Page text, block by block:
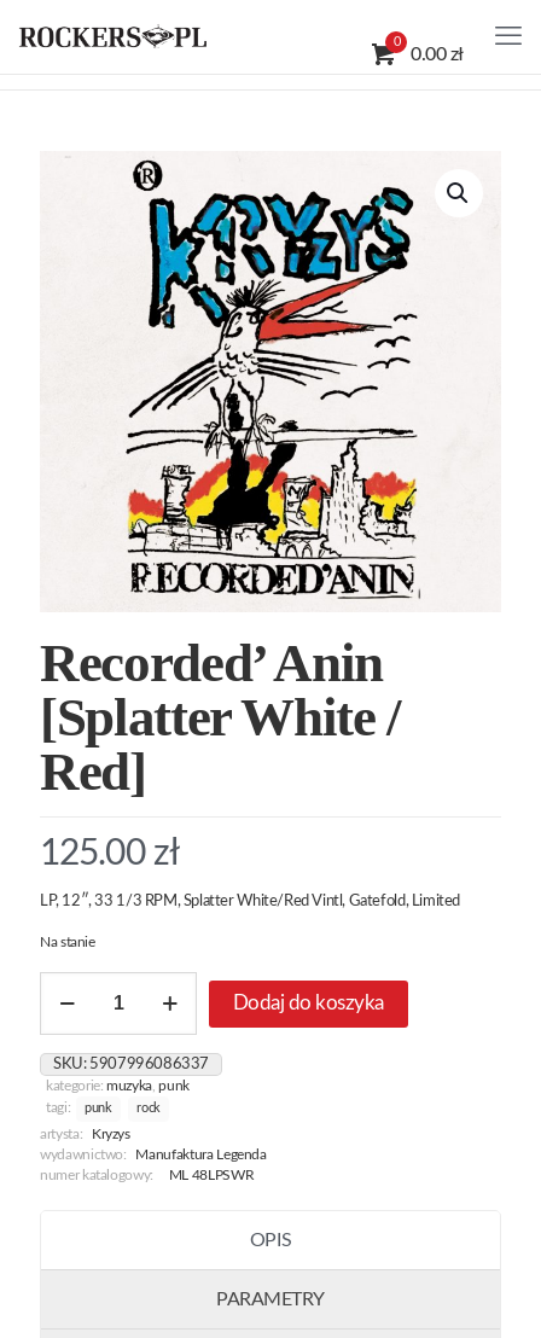
0
0.00 zł
Recorded’ Anin
[Splatter White /
Red]
125.00 zł
LP, 12″, 33 1/3 RPM, Splatter White/Red Vintl, Gatefold, Limited
Na stanie
Recorded’
[Splatter
White
Dodaj do koszyka
SKU: 5907996086337
kategorie:muzyka,punk
tagi:
punk rock
artysta:
Kryzys
wydawnictwo:
Manufaktura Legenda
numer katalogowy:
ML 48LPSWR
OPIS
PARAMETRY